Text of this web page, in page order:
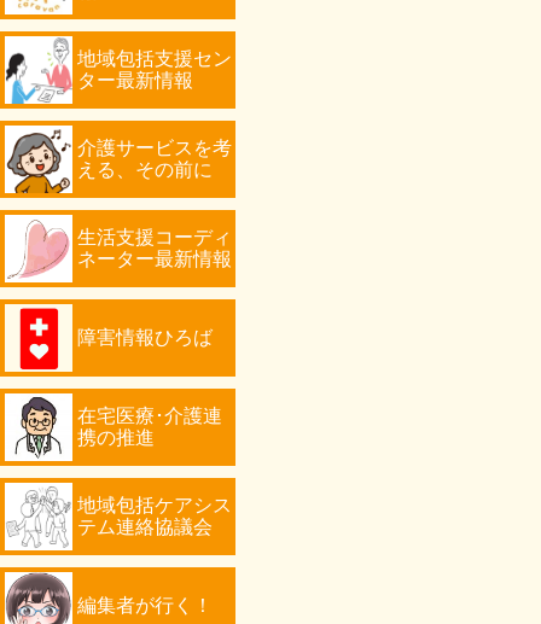
地域包括支援セン
ター最新情報
介護サービスを考
える、その前に
生活支援コーディ
ネーター最新情報
障害情報ひろば
在宅医療･介護連
携の推進
地域包括ケアシス
テム連絡協議会
編集者が行く！